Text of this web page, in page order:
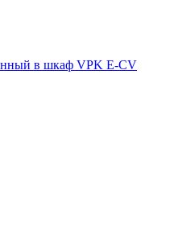
в шкаф VPK E-CV